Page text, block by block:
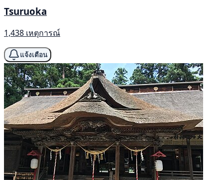
Tsuruoka
1,438 เหตุการณ์
แจ้งเตือน